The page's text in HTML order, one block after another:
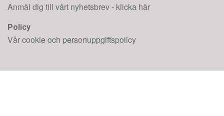
Anmäl dig till vårt nyhetsbrev - klicka här
Policy
Vår cookie och personuppgiftspolicy